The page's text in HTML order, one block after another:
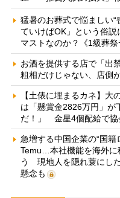
猛暑のお葬式で悩ましい
ていけばOK」という俗
マストなのか？《1級葬祭
お酒を提供する店で「出
粗相だけじゃない、店側
【土俵に埋まるカネ】大
は「懸賞金2826万円」が
だ！」 金星4個配給で協
急増する中国企業の“国
Temu…本社機能を海外に
う 現地人を隠れ蓑にし
懸念も